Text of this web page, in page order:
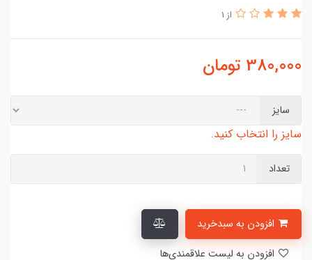
از 1
380,000 تومان
سایز
سایز را انتخاب کنید.
تعداد